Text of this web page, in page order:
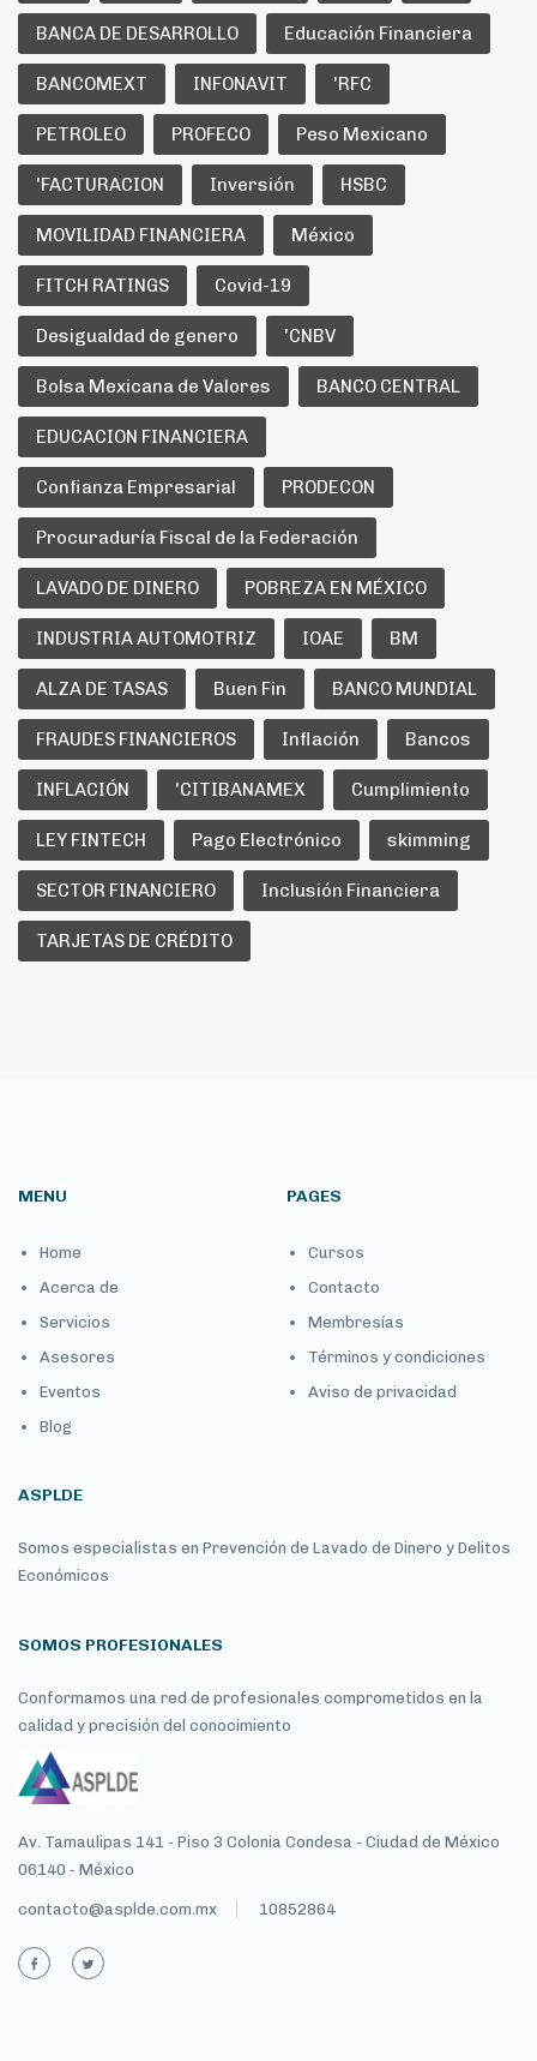
BANCA DE DESARROLLO Educación Financiera
BANCOMEXT INFONAVIT 'RFC
PETROLEO PROFECO Peso Mexicano
'FACTURACION Inversión HSBC
MOVILIDAD FINANCIERA México
FITCH RATINGS Covid-19
Desigualdad de genero 'CNBV
Bolsa Mexicana de Valores BANCO CENTRAL
EDUCACION FINANCIERA
Confianza Empresarial PRODECON
Procuraduría Fiscal de la Federación
LAVADO DE DINERO POBREZA EN MÉXICO
INDUSTRIA AUTOMOTRIZ IOAE BM
ALZA DE TASAS Buen Fin BANCO MUNDIAL
FRAUDES FINANCIEROS Inflación Bancos
INFLACIÓN 'CITIBANAMEX Cumplimiento
LEY FINTECH Pago Electrónico skimming
SECTOR FINANCIERO Inclusión Financiera
TARJETAS DE CRÉDITO
MENU
Home
Acerca de
Servicios
Asesores
Eventos
Blog
PAGES
Cursos
Contacto
Membresías
Términos y condiciones
Aviso de privacidad
ASPLDE
Somos especialistas en Prevención de Lavado de Dinero y Delitos
Económicos
SOMOS PROFESIONALES
Conformamos una red de profesionales comprometidos en la
calidad y precisión del conocimiento
Av. Tamaulipas 141 - Piso 3 Colonia Condesa - Ciudad de México
06140 - México
contacto@asplde.com.mx 10852864